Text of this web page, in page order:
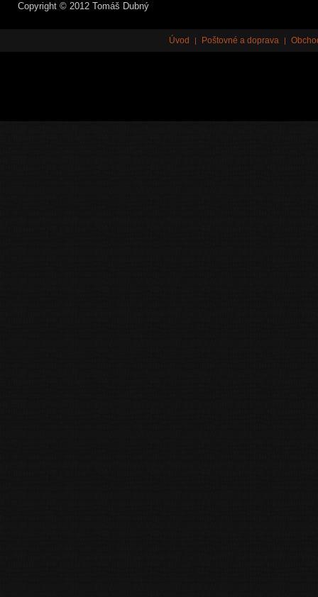
Copyright © 2012 Tomáš Dubný
Úvod | Poštovné a doprava |